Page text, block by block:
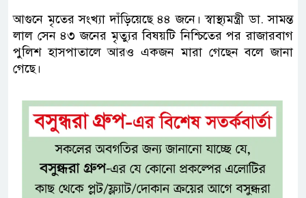
আগুনে মৃতের সংখ্যা দাঁড়িয়েছে ৪৪ জনে। স্বাস্থ্যমন্ত্রী ডা. সামন্ত
লাল সেন ৪৩ জনের মৃত্যুর বিষয়টি নিশ্চিতের পর রাজারবাগ
পুলিশ হাসপাতালে আরও একজন মারা গেছেন বলে জানা
গেছে।